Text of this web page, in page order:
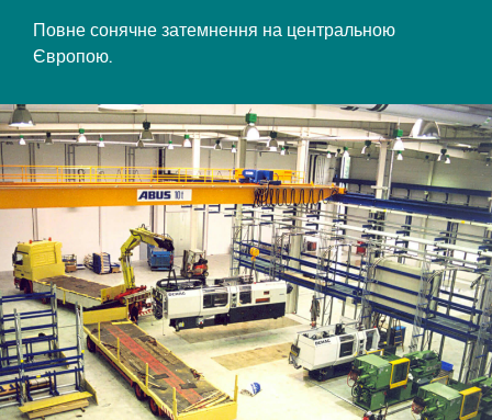
Повне сонячне затемнення на центральною
Європою.